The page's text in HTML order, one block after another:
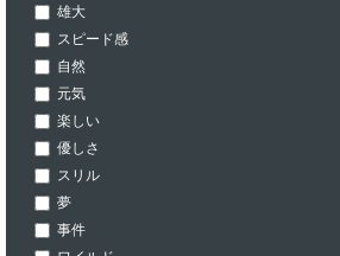
雄大
スピード感
自然
元気
楽しい
優しさ
スリル
夢
事件